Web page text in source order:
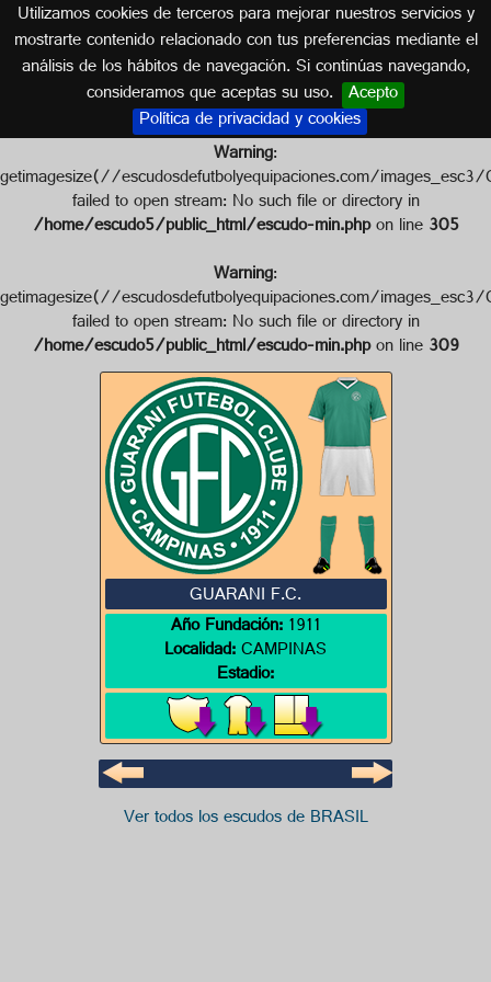
Utilizamos cookies de terceros para mejorar nuestros servicios y
mostrarte contenido relacionado con tus preferencias mediante el
análisis de los hábitos de navegación. Si continúas navegando,
consideramos que aceptas su uso. Acepto
Política de privacidad y cookies
Escudo de GUARANI F.C.
BRASIL
Warning:
getimagesize(//escudosdefutbolyequipaciones.com/
failed to open stream: No such file or directory in
/home/escudo5/public_html/escudo-min.phpon line305
Warning:
getimagesize(//escudosdefutbolyequipaciones.com/
failed to open stream: No such file or directory in
/home/escudo5/public_html/escudo-min.phpon line309
GUARANI F.C.
Año Fundación:1911
Localidad:CAMPINAS
Estadio:
Ver todos los escudos de BRASIL